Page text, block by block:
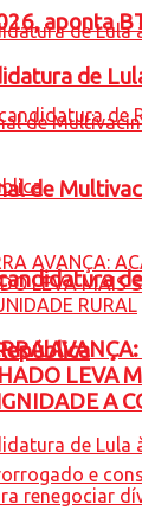
aponta
de
de
LEVA
A